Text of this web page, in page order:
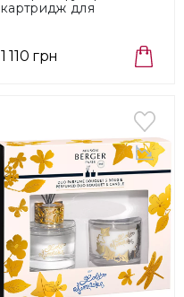
картридж для
Berger Paris (6403)
1 110 грн